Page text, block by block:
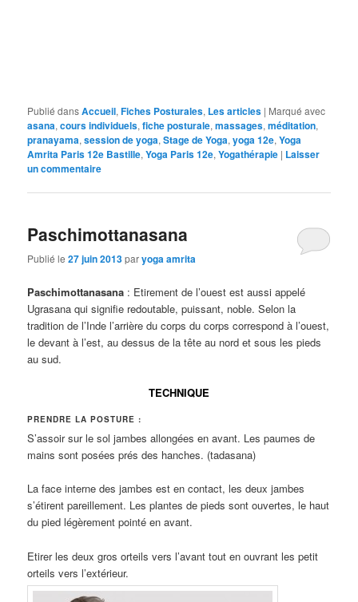
Publié dansAccueil,Fiches Posturales, Les articles | Marqué avec
asana,cours individuels,fiche posturale,massages,méditation,
pranayama,session de yoga,Stage de Yoga,yoga 12e,Yoga
Amrita Paris 12e Bastille,Yoga Paris 12e,Yogathérapie | Laisser
un commentaire
Paschimottanasana
Publié le27 juin 2013paryoga amrita
Paschimottanasana : Etirement de l’ouest est aussi appelé
Ugrasana qui signifie redoutable, puissant, noble. Selon la
tradition de l’Inde l’arrière du corps du corps correspond à l’ouest,
le devant à l’est, au dessus de la tête au nord et sous les pieds
au sud.
TECHNIQUE
PRENDRE LA POSTURE :
S’assoir sur le sol jambes allongées en avant. Les paumes de
mains sont posées prés des hanches. (tadasana)
La face interne des jambes est en contact, les deux jambes
s’étirent pareillement. Les plantes de pieds sont ouvertes, le haut
du pied légèrement pointé en avant.
Etirer les deux gros orteils vers l’avant tout en ouvrant les petit
orteils vers l’extérieur.